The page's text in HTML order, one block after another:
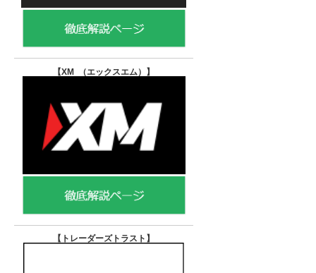
【XM （エックスエム） 】
【トレーダーズトラスト 】